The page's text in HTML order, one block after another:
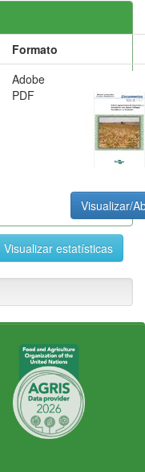
Formato
Adobe
PDF
Visualizar/
Visualizar estatísticas